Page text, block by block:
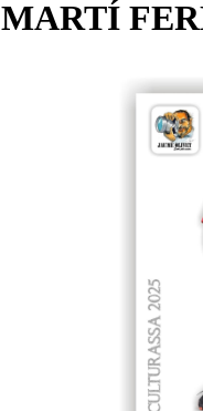
MARTÍ